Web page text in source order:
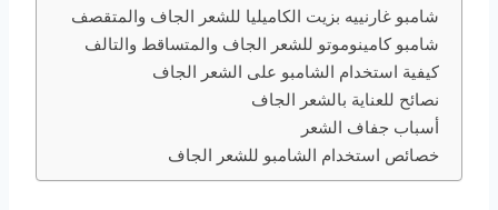
شامبو غارنييه بزيت الكاميليا للشعر الجاف والمتقصف
شامبو كامينوموتو للشعر الجاف والمتساقط والتالف
كيفية استخدام الشامبو على الشعر الجاف
نصائح للعناية بالشعر الجاف
أسباب جفاف الشعر
خصائص استخدام الشامبو للشعر الجاف